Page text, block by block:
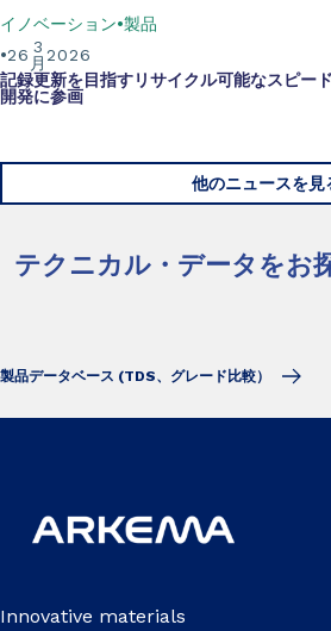
3
月
26 2026
イノベーション 製品
記録更新を目指すリサイクル可能なスピー
開発に参画
他のニュースを見
テクニカル・データをお
製品データベース (TDS、グレード比較）
Innovative materials